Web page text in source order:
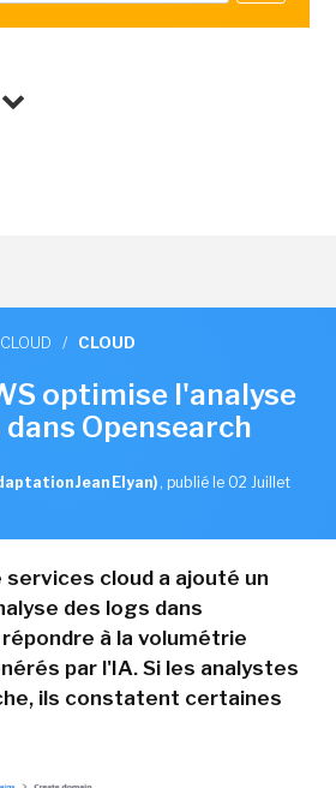
CLOUD / CLOUD
optimise l'analyse
Opensearch
Jean Elyan) , publié le 02 Juillet
cloud a ajouté un
des logs dans
à la volumétrie
par l'IA. Si les analystes
ils constatent certaines